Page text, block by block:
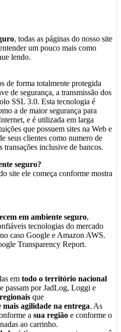
, todas as páginas do nosso site
um pouco mais como
lendo.
de forma totalmente protegida
de segurança, a transmissão dos
SSL 3.0. Esta tecnologia é
a de maior segurança para
e é utilizada em larga
que possuem sites na Web e
seus clientes como numero de
inclusive de bancos.
seguro?
site ele começa conforme mostra
em ambiente seguro,
tecnologias do mercado
caso Google e Amazon AWS.
Transparency Report.
em todo o território nacional
passam por JadLog, Loggi e
que
mais agilidade na entrega. As
a sua região e conforme o
ao carrinho.